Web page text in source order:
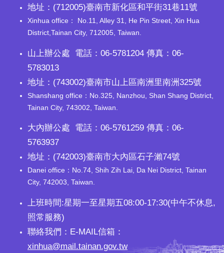
地址：(712005)臺南市新化區和平街31巷11號
Xinhua office： No.11, Alley 31, He Pin Street, Xin Hua
District,Tainan City, 712005, Taiwan.
山上辦公處 電話：06-5781204 傳真：06-
5783013
地址：(743002)臺南市山上區南洲里南洲325號
Shanshang office：No.325, Nanzhou, Shan Shang District,
Tainan City, 743002, Taiwan.
大內辦公處 電話：06-5761259 傳真：06-
5763937
地址：(742003)臺南市大內區石子瀨74號
Danei office：No.74, Shih Zih Lai, Da Nei District, Tainan
City, 742003, Taiwan.
上班時間:星期一至星期五08:00-17:30(中午不休息,
照常服務)
聯絡我們：E-MAIL信箱：
xinhua@mail.tainan.gov.tw